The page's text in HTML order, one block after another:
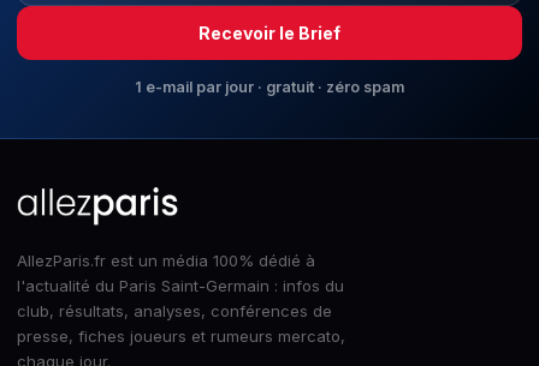
Recevoir le Brief
1 e-mail par jour · gratuit · zéro spam
AllezParis.fr est un média 100% dédié à
l'actualité du Paris Saint-Germain : infos du
club, résultats, analyses, conférences de
presse, fiches joueurs et rumeurs mercato,
chaque jour.